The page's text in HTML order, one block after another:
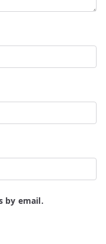
by email.